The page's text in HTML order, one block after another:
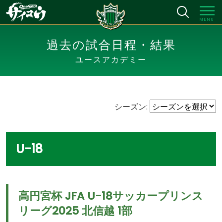
MENU
過去の試合日程・結果
ユースアカデミー
シーズン:
U-18
高円宮杯 JFA U-18サッカープリンス
リーグ2025 北信越 1部